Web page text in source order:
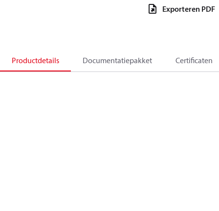
Exporteren PDF
Productdetails Documentatiepakket Certificaten